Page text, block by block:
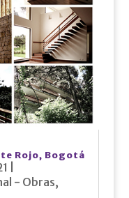
Rojo, Bogotá
- Obras,